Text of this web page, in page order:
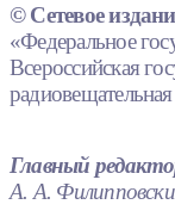
© Сетевое
«Федеральное
Всероссийская
Главный
А. А.